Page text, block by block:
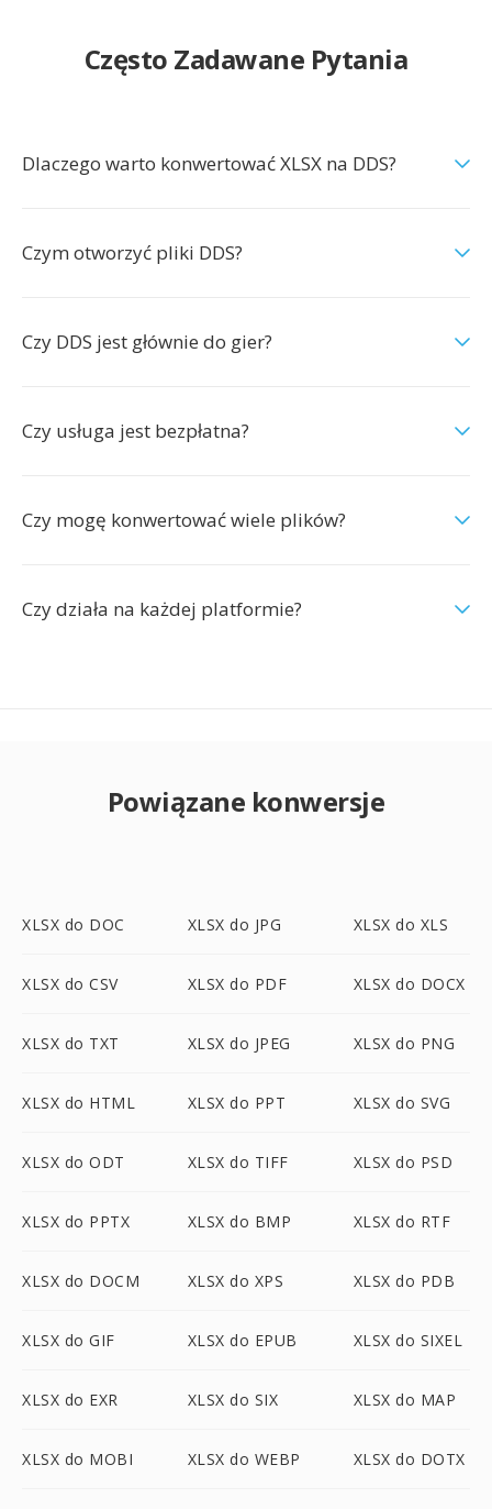
Często Zadawane Pytania
Dlaczego warto konwertować XLSX na DDS?
Czym otworzyć pliki DDS?
Czy DDS jest głównie do gier?
Czy usługa jest bezpłatna?
Czy mogę konwertować wiele plików?
Czy działa na każdej platformie?
Powiązane konwersje
XLSX do DOC XLSX do JPG XLSX do XLS
XLSX do CSV XLSX do PDF XLSX do DOCX
XLSX do TXT XLSX do JPEG XLSX do PNG
XLSX do HTML XLSX do PPT XLSX do SVG
XLSX do ODT XLSX do TIFF XLSX do PSD
XLSX do PPTX XLSX do BMP XLSX do RTF
XLSX do DOCM XLSX do XPS XLSX do PDB
XLSX do GIF XLSX do EPUB XLSX do SIXEL
XLSX do EXR XLSX do SIX XLSX do MAP
XLSX do MOBI XLSX do WEBP XLSX do DOTX